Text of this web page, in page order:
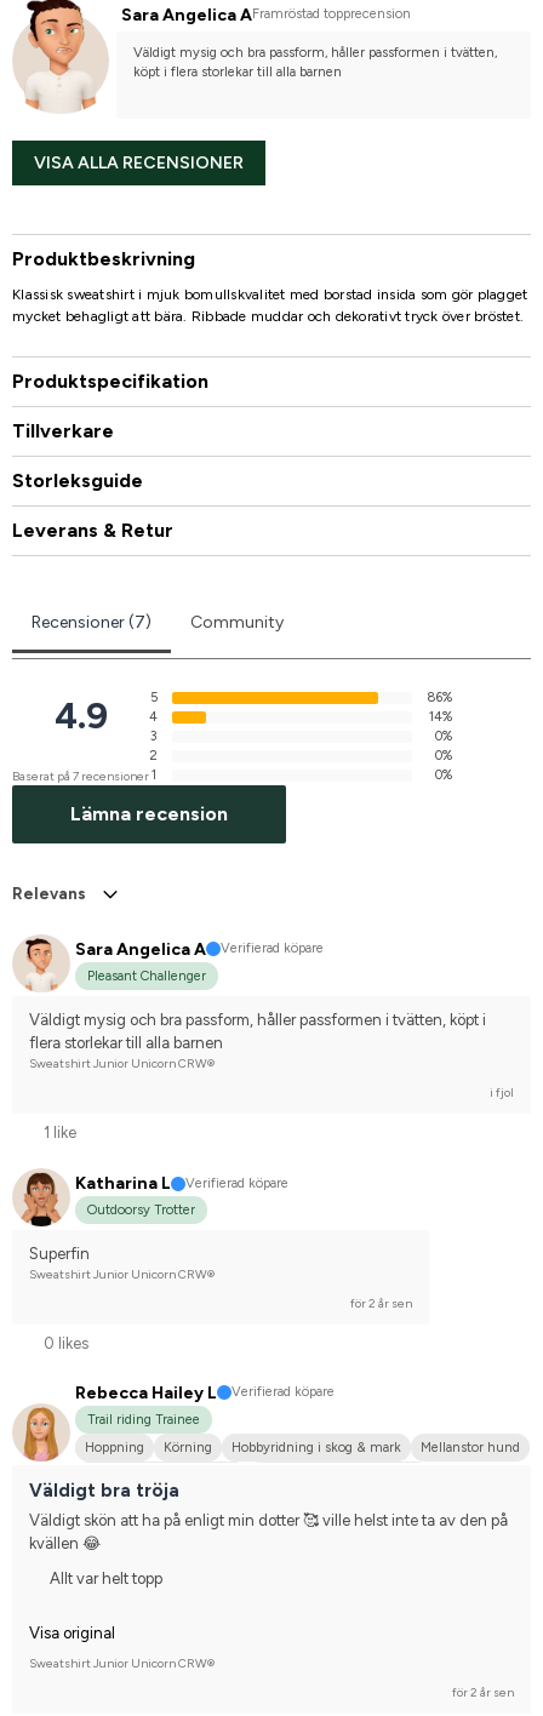
Sara Angelica AFramröstad topprecension
Väldigt mysig och bra passform, håller passformen i tvätten,
köpt i flera storlekar till alla barnen
VISA ALLA RECENSIONER
Produktbeskrivning
Klassisk sweatshirt i mjuk bomullskvalitet med borstad insida som gör plagget
mycket behagligt att bära. Ribbade muddar och dekorativt tryck över bröstet.
Produktspecifikation
Tillverkare
Storleksguide
Leverans & Retur
Recensioner (7) Community
4.9
Baserat på 7 recensioner
5
86%
4
14%
3
0%
2
0%
1
0%
Lämna recension
Relevans
Sara Angelica A
Verifierad köpare
Pleasant Challenger
Väldigt mysig och bra passform, håller passformen i tvätten, köpt i
flera storlekar till alla barnen
Sweatshirt Junior Unicorn CRW®
i fjol
1 like
Katharina L
Verifierad köpare
Outdoorsy Trotter
Superfin
Sweatshirt Junior Unicorn CRW®
för 2 år sen
0 likes
Rebecca Hailey L
Verifierad köpare
Trail riding Trainee
Hoppning
Körning Hobbyridning i skog & mark
Mellanstor hund
Väldigt bra tröja
Väldigt skön att ha på enligt min dotter 🥰 ville helst inte ta av den på
kvällen 😂
Allt var helt topp
Visa original
Sweatshirt Junior Unicorn CRW®
för 2 år sen